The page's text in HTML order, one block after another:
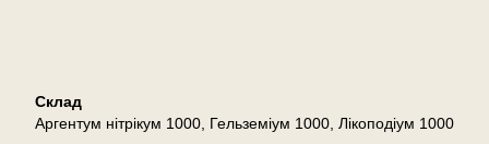
Склад
Аргентум нітрікум 1000, Гельземіум 1000, Лікоподіум 1000